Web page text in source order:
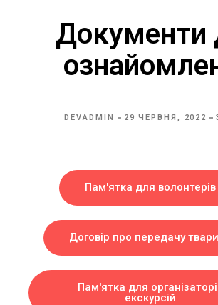
Документи
DEVADMIN 29 ЧЕРВНЯ, 2022
Пам'ятка для волонтерів
Договір про передачу
Пам'ятка для
екскурсій